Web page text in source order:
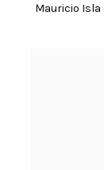
Mauricio Isla